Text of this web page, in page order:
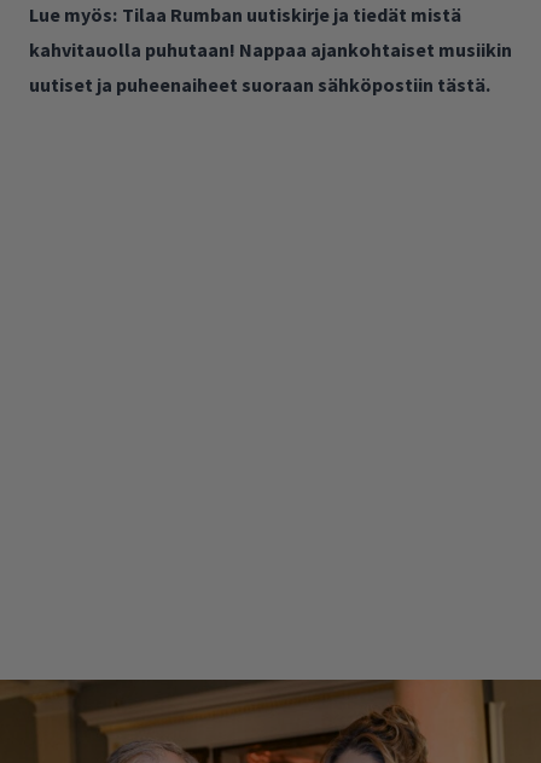
Lue myös: Tilaa Rumban uutiskirje ja tiedät mistä
kahvitauolla puhutaan! Nappaa ajankohtaiset musiikin
uutiset ja puheenaiheet suoraan sähköpostiin tästä.